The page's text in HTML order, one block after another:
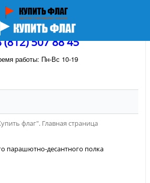
(812) 507 88 45
работы: Пн-Вс 10-19
флаг". Главная страница
парашютно-десантного полка